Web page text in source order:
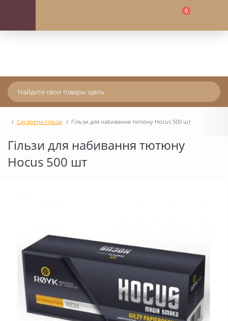
0
Сигаретні гільзи Гільзи для набивання тютюну Hocus 500 шт
Гільзи для набивання тютюну
Hocus 500 шт